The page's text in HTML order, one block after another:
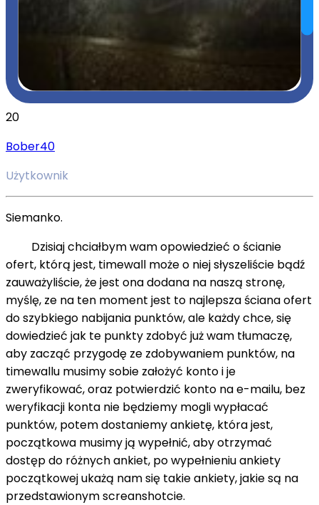
20
Bober40
Użytkownik
Siemanko.
Dzisiaj chciałbym wam opowiedzieć o ścianie
ofert, którą jest, timewall może o niej słyszeliście bądź
zauważyliście, że jest ona dodana na naszą stronę,
myślę, ze na ten moment jest to najlepsza ściana ofert
do szybkiego nabijania punktów, ale każdy chce, się
dowiedzieć jak te punkty zdobyć już wam tłumaczę,
aby zacząć przygodę ze zdobywaniem punktów, na
timewallu musimy sobie założyć konto i je
zweryfikować, oraz potwierdzić konto na e-mailu, bez
weryfikacji konta nie będziemy mogli wypłacać
punktów, potem dostaniemy ankietę, która jest,
początkowa musimy ją wypełnić, aby otrzymać
dostęp do różnych ankiet, po wypełnieniu ankiety
początkowej ukażą nam się takie ankiety, jakie są na
przedstawionymscreanshotcie.